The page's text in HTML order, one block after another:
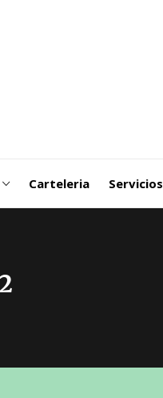
Carteleria Servicios